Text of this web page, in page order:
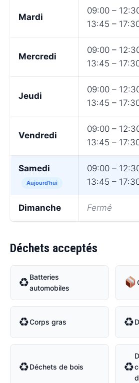
Mardi
09:00 –
13:45 –
Mercredi
09:00 –
13:45 –
Jeudi
09:00 –
13:45 –
Vendredi
09:00 –
13:45 –
Samedi
Aujourd'hui
09:00 –
13:45 –
Dimanche Fermé
Déchets acceptés
♻Batteries
automobiles
♻Corps gras ♻
♻Déchets de bois ♻